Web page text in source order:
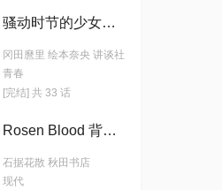
骚动时节的少女们啊
冈田麿里 绘本奈央 讲谈社
青春
[完结] 共 33 话
Rosen Blood 背德的冥馆
石据花散 秋田书店
现代